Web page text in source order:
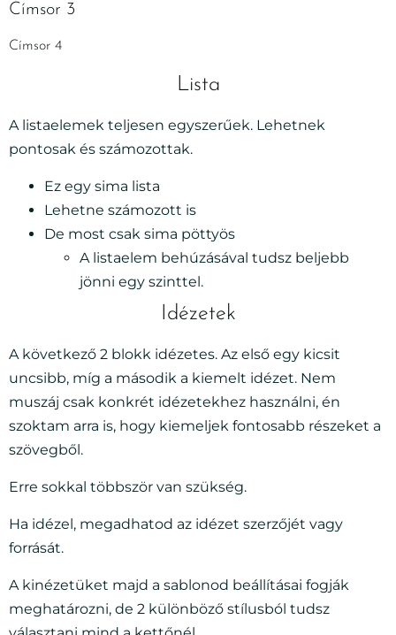
Címsor 3
Címsor 4
Lista
A listaelemek teljesen egyszerűek. Lehetnek
pontosak és számozottak.
Ez egy sima lista
Lehetne számozott is
De most csak sima pöttyös
A listaelem behúzásával tudsz beljebb
jönni egy szinttel.
Idézetek
A következő 2 blokk idézetes. Az első egy kicsit
uncsibb, míg a második a kiemelt idézet. Nem
muszáj csak konkrét idézetekhez használni, én
szoktam arra is, hogy kiemeljek fontosabb részeket a
szövegből.
Erre sokkal többször van szükség.
Ha idézel, megadhatod az idézet szerzőjét vagy
forrását.
A kinézetüket majd a sablonod beállításai fogják
meghatározni, de 2 különböző stílusból tudsz